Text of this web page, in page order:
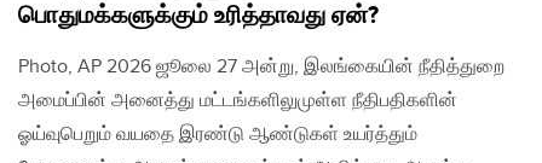
பொதுமக்களுக்கும் உரித்தாவது ஏன்?
Photo, AP 2026 ஜூலை 27 அன்று, இலங்கையின் நீதித்துறை
அமைப்பின் அனைத்து மட்டங்களிலுமுள்ள நீதிபதிகளின்
ஓய்வுபெறும் வயதை இரண்டு ஆண்டுகள் உயர்த்தும்